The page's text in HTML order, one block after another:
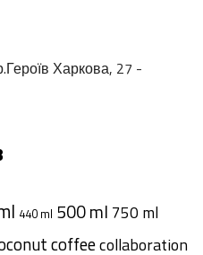
Харкова, 27 -
440 ml 500 ml 750 ml
coffeecollaboration